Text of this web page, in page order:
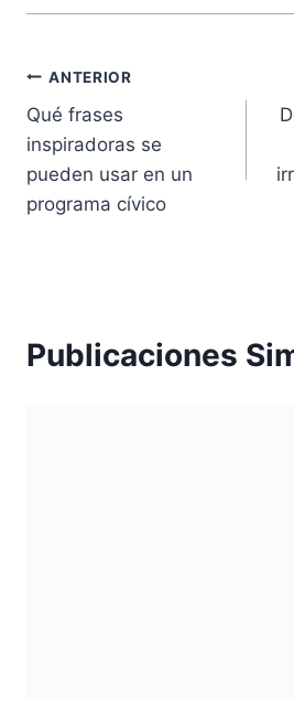
Navegación
de
entradas
ANTERIOR
Qué frases
inspiradoras se
pueden usar en un
programa cívico
Publicaciones